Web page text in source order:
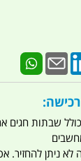
7 ימים לא כולל
לא ניתן להחזיר.